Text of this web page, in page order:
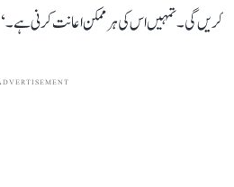
کریں گی۔ تمہیں اس کی ہر ممکن اعانت کرنی